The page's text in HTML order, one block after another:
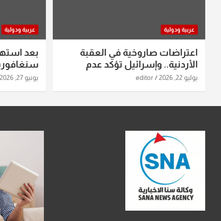
عربية ودولية
اعتراضات صاروخية في العقبة
الأردنية.. وإسرائيل تؤكد عدم
استهدافها
يوليو 22, 2026 editor
عربية ودولية
بعد
ومواقع
يونيو 27, 2026